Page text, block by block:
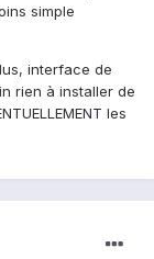
simple
interface de
rien à installer de
les